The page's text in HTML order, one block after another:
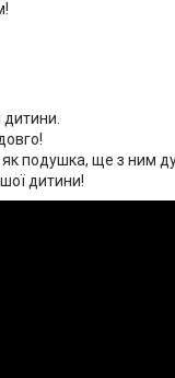
подушка, ще з ним
дитини!